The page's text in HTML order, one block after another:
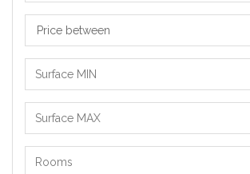
Price
between